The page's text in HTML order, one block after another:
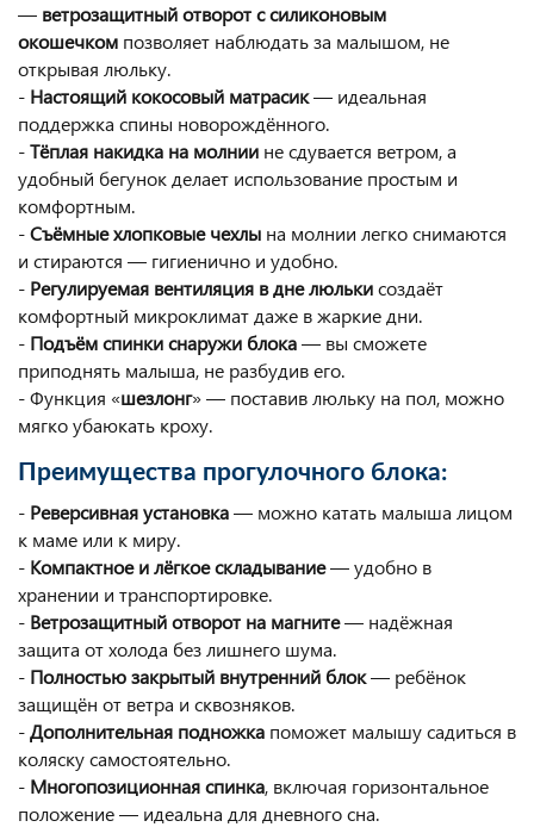
— ветрозащитный отворот с силиконовым
окошечком позволяет наблюдать за малышом, не
открывая люльку.
- Настоящий кокосовый матрасик— идеальная
поддержка спины новорождённого.
-Тёплая накидка на молнии не сдувается ветром, а
удобный бегунок делает использование простым и
комфортным.
-Съёмные хлопковые чехлы на молнии легко снимаются
и стираются — гигиенично и удобно.
- Регулируемая вентиляция в дне люлькисоздаёт
комфортный микроклимат даже в жаркие дни.
- Подъём спинки снаружи блока— вы сможете
приподнять малыша, не разбудив его.
- Функция «шезлонг» — поставив люльку на пол, можно
мягко убаюкать кроху.
Преимущества прогулочного блока:
- Реверсивная установка— можно катать малыша лицом
к маме или к миру.
- Компактное и лёгкое складывание— удобно в
хранении и транспортировке.
- Ветрозащитный отворот на магните— надёжная
защита от холода без лишнего шума.
- Полностью закрытый внутренний блок— ребёнок
защищён от ветра и сквозняков.
-Дополнительная подножка поможет малышу садиться в
коляску самостоятельно.
- Многопозиционная спинка, включая горизонтальное
положение — идеальна для дневного сна.